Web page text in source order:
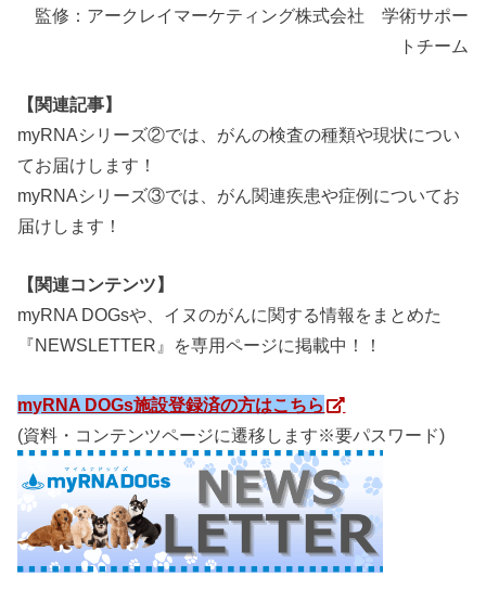
監修：アークレイマーケティング株式会社 学術サポー
トチーム
【関連記事】
myRNAシリーズ②では、がんの検査の種類や現状につい
てお届けします！
myRNAシリーズ③では、がん関連疾患や症例についてお
届けします！
【関連コンテンツ】
myRNA DOGsや、イヌのがんに関する情報をまとめた
『NEWSLETTER』を専用ページに掲載中！！
myRNA DOGs施設登録済の方はこちら
(資料・コンテンツページに遷移します※要パスワード)